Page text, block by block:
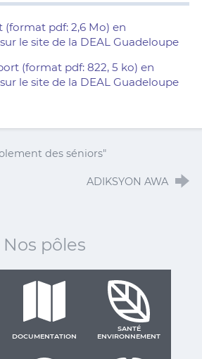
pdf: 2,6 Mo) en
le site de la DEAL Guadeloupe
(format pdf: 822, 5 ko) en
le site de la DEAL Guadeloupe
des séniors"
ADIKSYON AWA
Nos pôles
DOCUMENTATION
SANTÉ
ENVIRONNEMENT